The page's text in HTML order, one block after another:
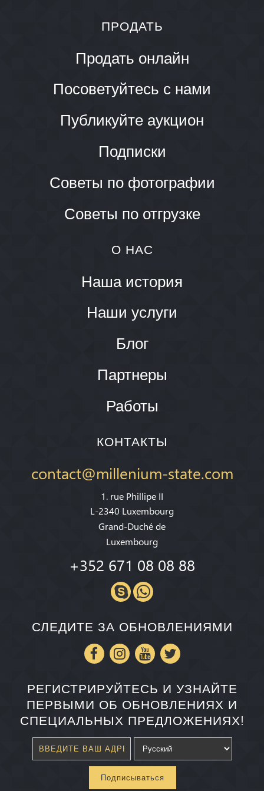
ПРОДАТЬ
Продать онлайн
Посоветуйтесь с нами
Публикуйте аукцион
Подписки
Советы по фотографии
Советы по отгрузке
О НАС
Наша история
Наши услуги
Блог
Партнеры
Работы
КОНТАКТЫ
contact@millenium-state.com
1. rue Phillipe II
L-2340 Luxembourg
Grand-Duché de
Luxembourg
+352 671 08 08 88
СЛЕДИТЕ ЗА ОБНОВЛЕНИЯМИ
РЕГИСТРИРУЙТЕСЬ И УЗНАЙТЕ
ПЕРВЫМИ ОБ ОБНОВЛЕНИЯХ И
СПЕЦИАЛЬНЫХ ПРЕДЛОЖЕНИЯХ!
Подписываться